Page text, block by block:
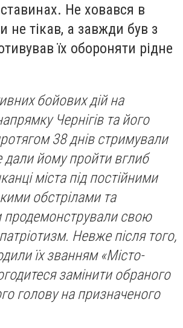
Не ховався в
не тікав, а завжди був з
їх обороняти рідне
бойових дій на
Чернігів та його
38 днів стримували
дали йому пройти вглиб
міста під постійними
обстрілами та
продемонстрували свою
патріотизм. Невже після того,
їх званням «Місто-
замінити обраного
голову на призначеного